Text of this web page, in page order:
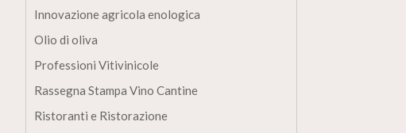
Innovazione agricola enologica
Olio di oliva
Professioni Vitivinicole
Rassegna Stampa Vino Cantine
Ristoranti e Ristorazione